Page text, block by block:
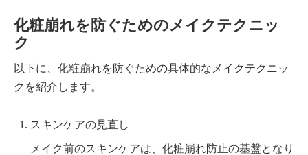
化粧崩れを防ぐためのメイクテクニッ
ク
以下に、化粧崩れを防ぐための具体的なメイクテクニッ
クを紹介します。
スキンケアの見直し
メイク前のスキンケアは、化粧崩れ防止の基盤となり